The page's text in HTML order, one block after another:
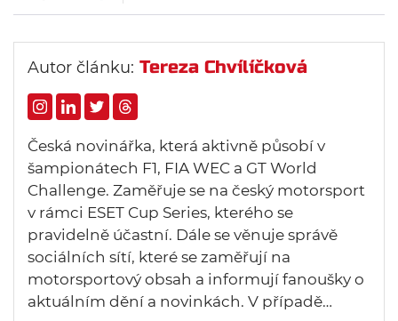
Autor článku: Tereza Chvílíčková
Česká novinářka, která aktivně působí v
šampionátech F1, FIA WEC a GT World
Challenge. Zaměřuje se na český motorsport
v rámci ESET Cup Series, kterého se
pravidelně účastní. Dále se věnuje správě
sociálních sítí, které se zaměřují na
motorsportový obsah a informují fanoušky o
aktuálním dění a novinkách. V případě…